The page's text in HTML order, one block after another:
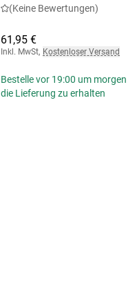
(Keine Bewertungen)
61,95 €
Inkl. MwSt, Kostenloser Versand
Bestelle vor 19:00 um morgen
die Lieferung zu erhalten